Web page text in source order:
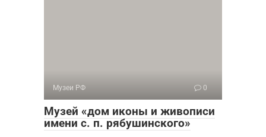
Музеи РФ 0
Музей «дом иконы и живописи
имени с. п. рябушинского»